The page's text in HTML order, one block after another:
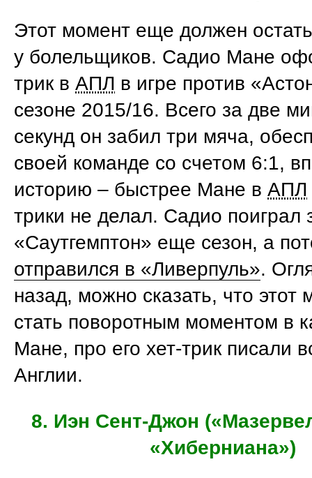
Этот момент еще должен
у болельщиков. Садио Мане
трик в АПЛ в игре против
сезоне 2015/16. Всего за две
секунд он забил три мяча,
своей команде со счетом 6:1,
историю – быстрее Мане в АПЛ
трики не делал. Садио поиграл
«Саутгемптон» еще сезон, а
отправился в «Ливерпуль».
назад, можно сказать, что этот
стать поворотным моментом в
Мане, про его хет-трик писали
Англии.
8. Иэн Сент-Джон
«Хиберниана»)